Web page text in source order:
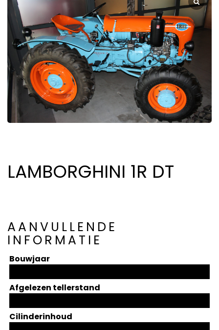
LAMBORGHINI 1R DT
AANVULLENDE
INFORMATIE
Bouwjaar
Afgelezen tellerstand
Cilinderinhoud